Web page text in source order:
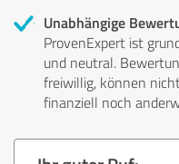
Unabhängige
ProvenExpert ist
und neutral.
freiwillig, können
finanziell noch